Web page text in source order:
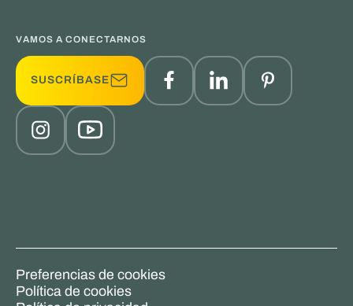
VAMOS A CONECTARNOS
SUSCRÍBASE
Preferencias de cookies
Política de cookies